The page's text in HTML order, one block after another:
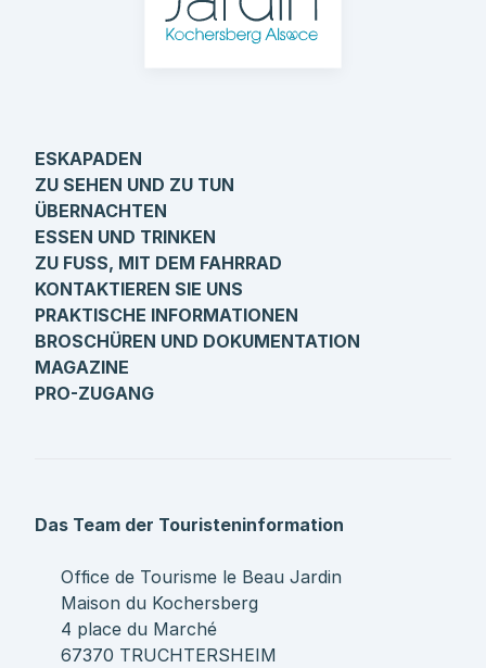
ESKAPADEN
ZU SEHEN UND ZU TUN
ÜBERNACHTEN
ESSEN UND TRINKEN
ZU FUSS, MIT DEM FAHRRAD
KONTAKTIEREN SIE UNS
PRAKTISCHE INFORMATIONEN
BROSCHÜREN UND DOKUMENTATION
MAGAZINE
PRO-ZUGANG
Das Team der Touristeninformation
Office de Tourisme le Beau Jardin
Maison du Kochersberg
4 place du Marché
67370 TRUCHTERSHEIM